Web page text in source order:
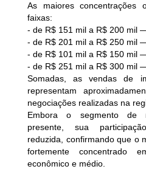
As maiores concentrações
faixas:
- de R$ 151 mil a R$ 200 mil
- de R$ 201 mil a R$ 250 mil
- de R$ 101 mil a R$ 150 mil
- de R$ 251 mil a R$ 300 mil
Somadas, as vendas de
representam
negociações realizadas na
Embora o segmento de
presente, sua
reduzida, confirmando que o
fortemente concentrado
econômico e médio.